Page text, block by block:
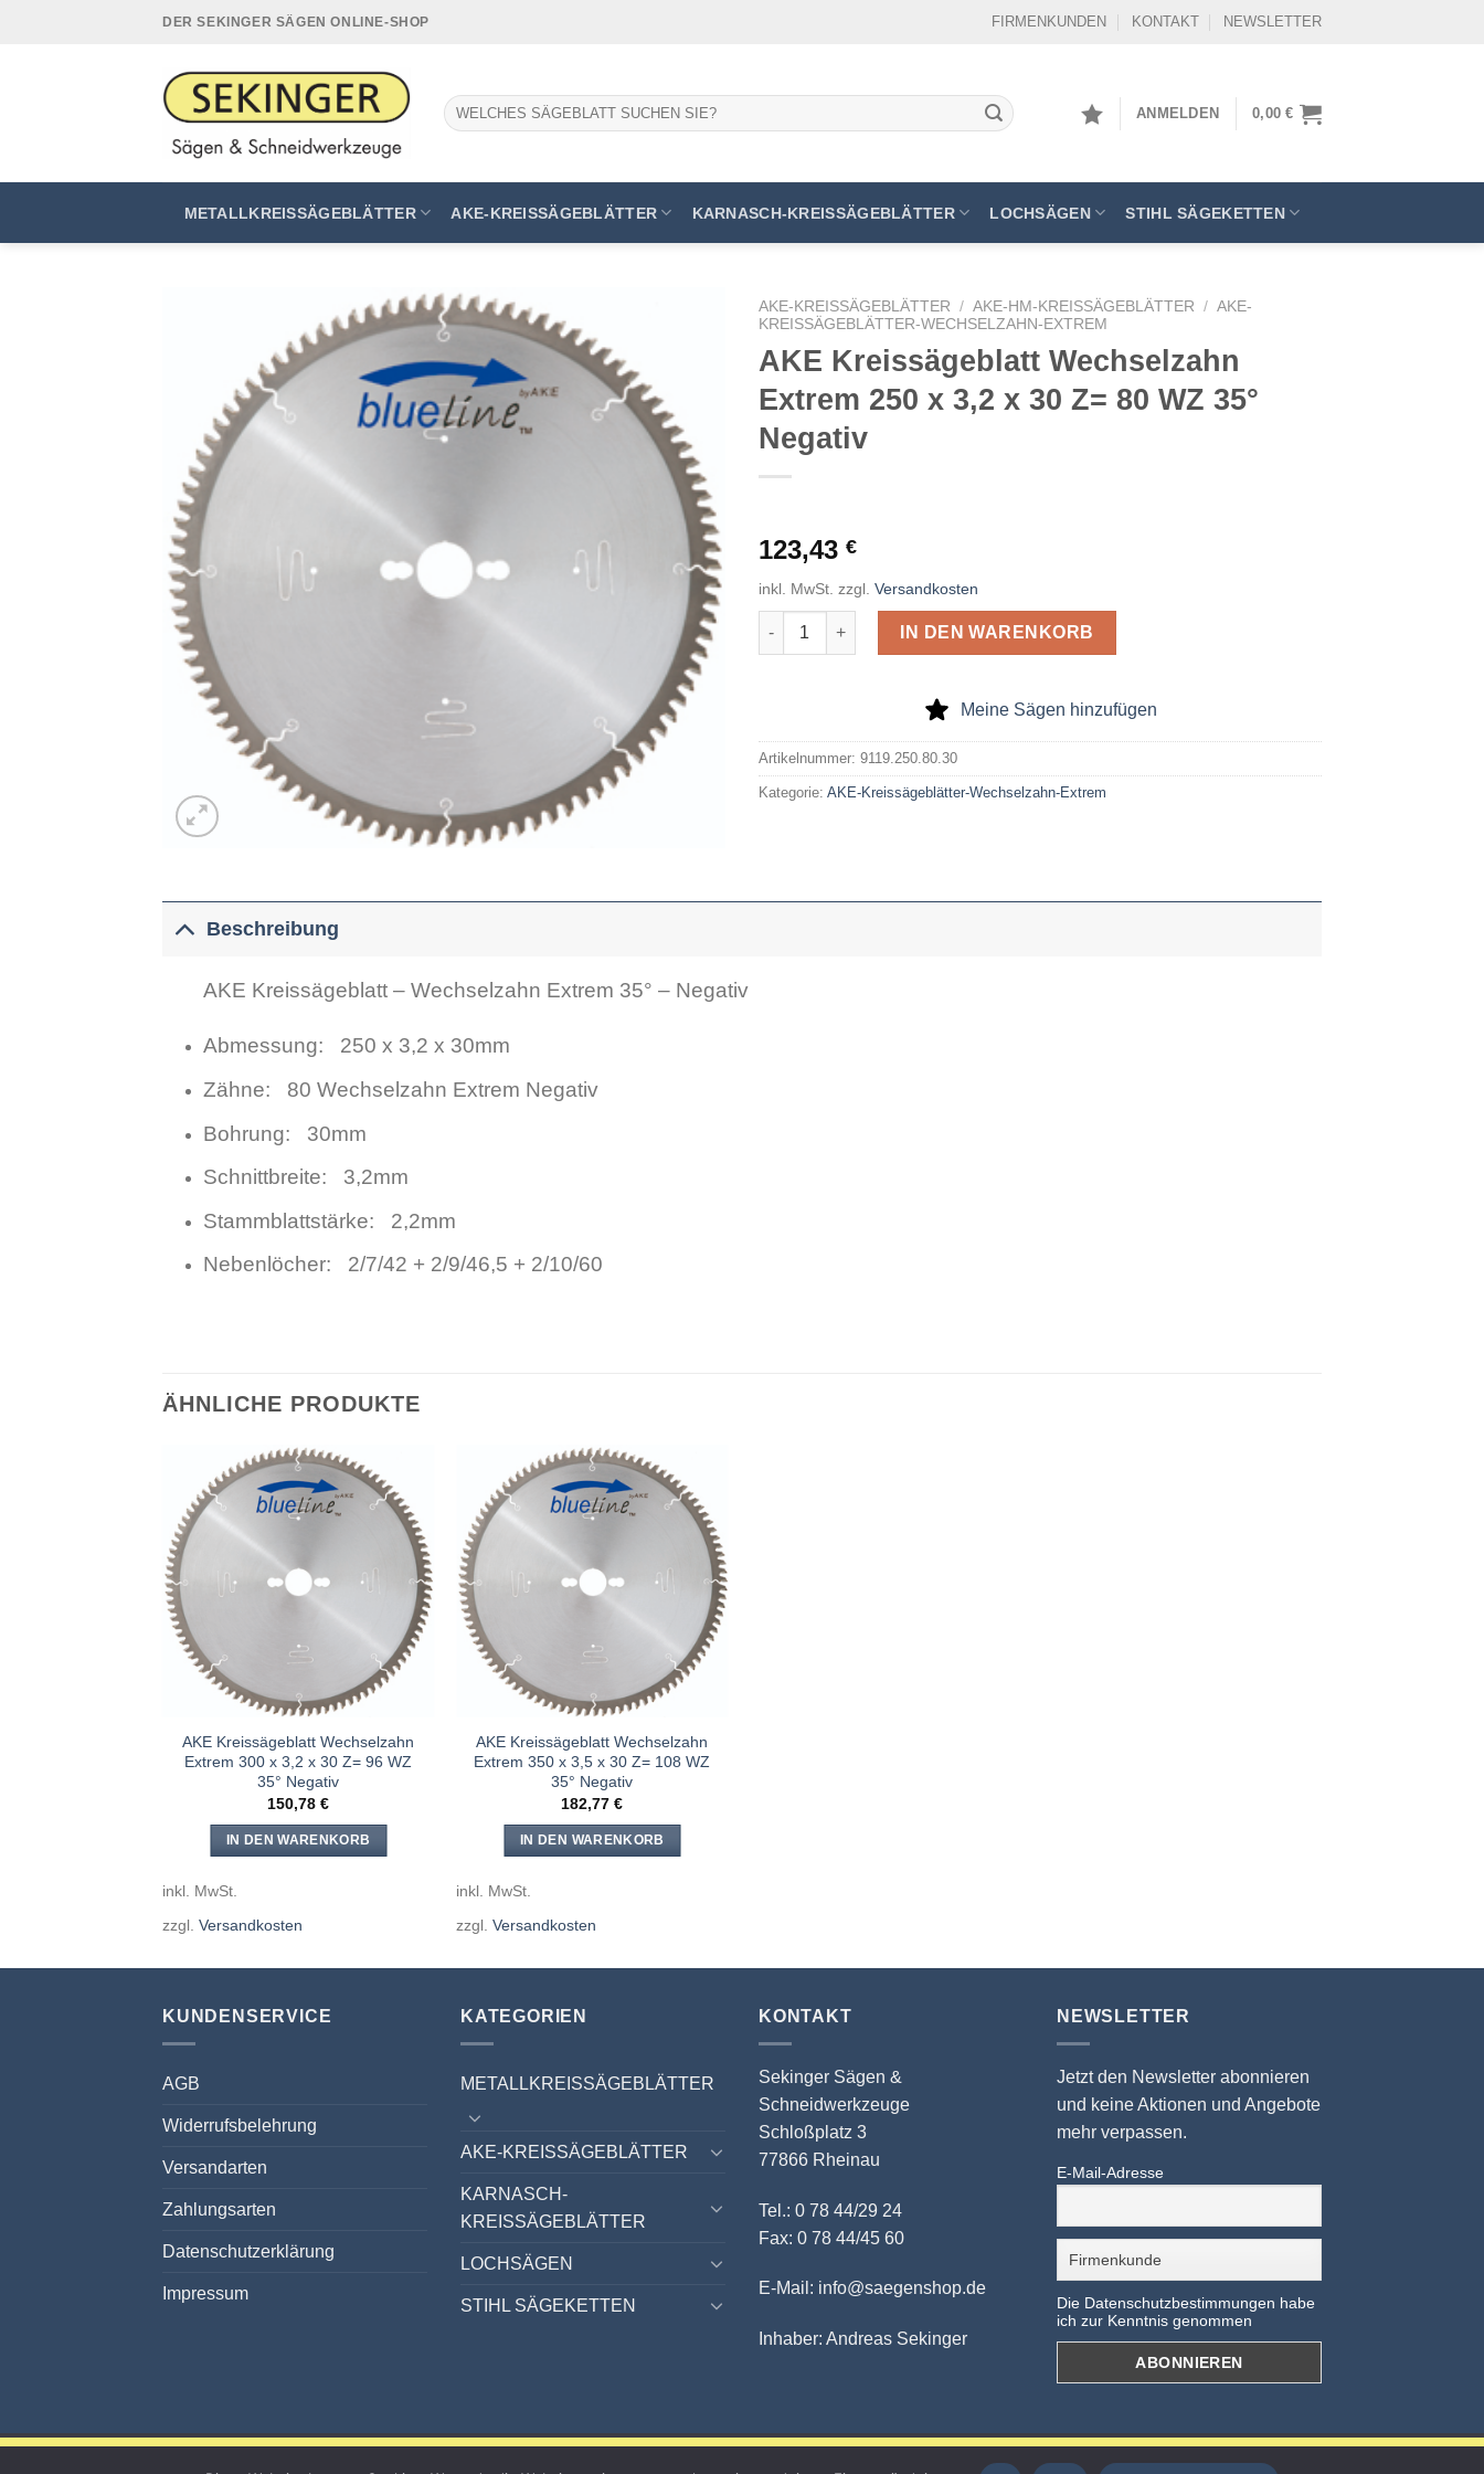
DER SEKINGER SÄGEN ONLINE-SHOP FIRMENKUNDEN KONTAKT NEWSLETTER
Suchen
nach:
ANMELDEN 0,00€
METALLKREISSÄGEBLÄTTER AKE-KREISSÄGEBLÄTTER KARNASCH-KREISSÄGEBLÄTTER LOCHSÄGEN STIHL SÄGEKETTEN
Meine
Sägen
hinzufügen
AKE-KREISSÄGEBLÄTTER / AKE-HM-KREISSÄGEBLÄTTER / AKE-
KREISSÄGEBLÄTTER-WECHSELZAHN-EXTREM
AKE Kreissägeblatt Wechselzahn
Extrem 250 x 3,2 x 30 Z= 80 WZ 35°
Negativ
123,43 €
inkl. MwSt. zzgl. Versandkosten
AKE Kreissägeblatt Wechselzahn Extrem 250 x 3,2 x 30 Z= 80 WZ 35° Negativ Menge
IN DEN WARENKORB
Meine Sägen hinzufügen
Artikelnummer: 9119.250.80.30
Kategorie: AKE-Kreissägeblätter-Wechselzahn-Extrem
Beschreibung
AKE Kreissägeblatt – Wechselzahn Extrem 35° – Negativ
Abmessung: 250 x 3,2 x 30mm
Zähne: 80 Wechselzahn Extrem Negativ
Bohrung: 30mm
Schnittbreite: 3,2mm
Stammblattstärke: 2,2mm
Nebenlöcher: 2/7/42 + 2/9/46,5 + 2/10/60
ÄHNLICHE PRODUKTE
hinzufügen
AKE Kreissägeblatt Wechselzahn
Extrem 300 x 3,2 x 30 Z= 96 WZ
35° Negativ
150,78€
IN DEN WARENKORB
inkl. MwSt.
zzgl. Versandkosten
hinzufügen
AKE Kreissägeblatt Wechselzahn
Extrem 350 x 3,5 x 30 Z= 108 WZ
35° Negativ
182,77€
IN DEN WARENKORB
inkl. MwSt.
zzgl.Versandkosten
KUNDENSERVICE
AGB
Widerrufsbelehrung
Versandarten
Zahlungsarten
Datenschutzerklärung
Impressum
KATEGORIEN
METALLKREISSÄGEBLÄTTER
AKE-KREISSÄGEBLÄTTER
KARNASCH-
KREISSÄGEBLÄTTER
LOCHSÄGEN
STIHL SÄGEKETTEN
KONTAKT
Sekinger Sägen &
Schneidwerkzeuge
Schloßplatz 3
77866 Rheinau
Tel.: 0 78 44/29 24
Fax: 0 78 44/45 60
E-Mail: info@saegenshop.de
Inhaber: Andreas Sekinger
NEWSLETTER
Jetzt den Newsletter abonnieren
und keine Aktionen und Angebote
mehr verpassen.
E-Mail-Adresse
Die Datenschutzbestimmungen habe
ich zur Kenntnis genommen